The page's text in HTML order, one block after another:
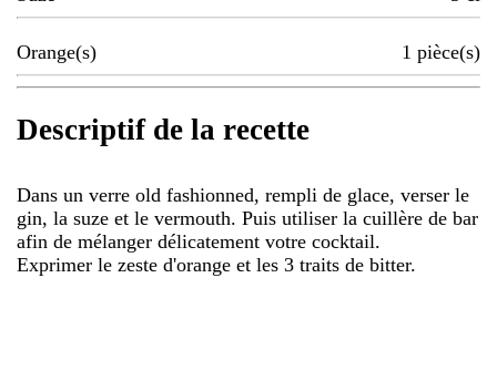
Orange(s) 1 pièce(s)
Descriptif de la recette
Dans un verre old fashionned, rempli de glace, verser le
gin, la suze et le vermouth. Puis utiliser la cuillère de bar
afin de mélanger délicatement votre cocktail.
Exprimer le zeste d'orange et les 3 traits de bitter.